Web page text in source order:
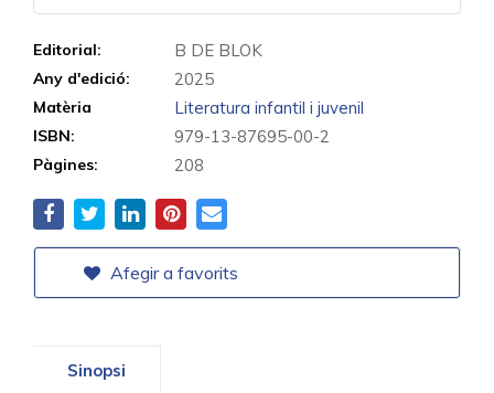
Editorial: B DE BLOK
Any d'edició: 2025
Matèria Literatura infantil i juvenil
ISBN: 979-13-87695-00-2
Pàgines: 208
Afegir a favorits
Sinopsi